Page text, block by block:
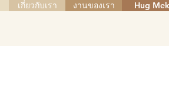
เกี่ยวกับเรา งานของเรา Hug